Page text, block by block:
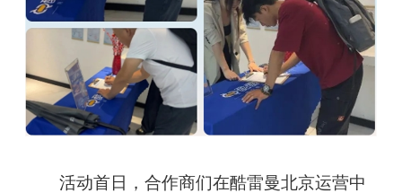
活动首日，合作商们在酷雷曼北京运营中